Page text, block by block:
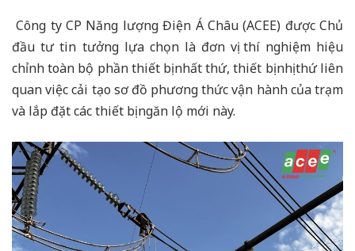
Công ty CP Năng lượng Điện Á Châu (ACEE) được Chủ
đầu tư tin tưởng lựa chọn là đơn vị thí nghiệm hiệu
chỉnh toàn bộ phần thiết bị nhất thứ, thiết bị nhị thứ liên
quan việc cải tạo sơ đồ phương thức vận hành của trạm
và lắp đặt các thiết bị ngăn lộ mới này.